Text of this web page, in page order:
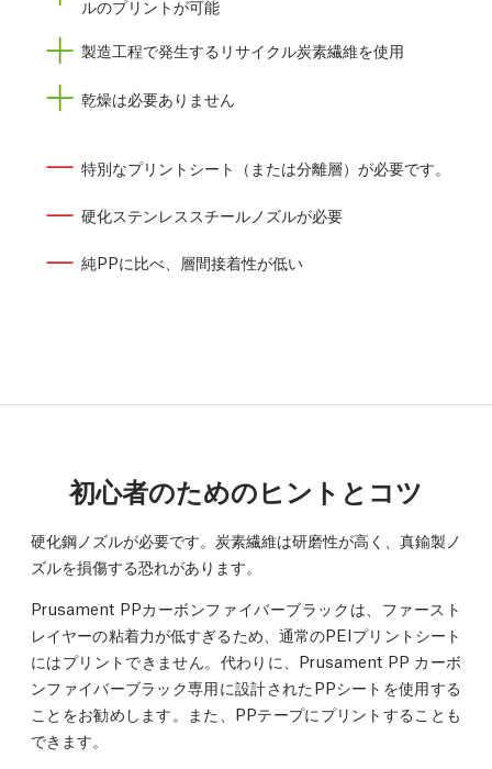
ルのプリントが可能
製造工程で発生するリサイクル炭素繊維を使用
乾燥は必要ありません
特別なプリントシート（または分離層）が必要です。
硬化ステンレススチールノズルが必要
純PPに比べ、層間接着性が低い
初心者のためのヒントとコツ
硬化鋼ノズルが必要です。炭素繊維は研磨性が高く、真鍮製ノ
ズルを損傷する恐れがあります。
Prusament PPカーボンファイバーブラックは、ファースト
レイヤーの粘着力が低すぎるため、通常のPEIプリントシート
にはプリントできません。代わりに、Prusament PP カーボ
ンファイバーブラック専用に設計されたPPシートを使用する
ことをお勧めします。また、PPテープにプリントすることも
できます。